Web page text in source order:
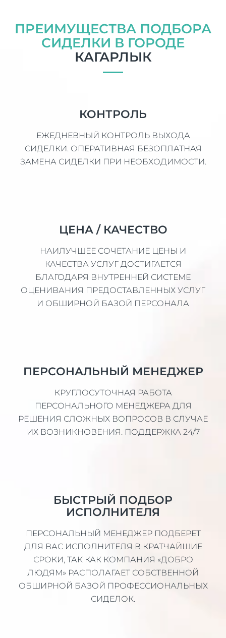
ПРЕИМУЩЕСТВА ПОДБОРА
СИДЕЛКИ В ГОРОДЕ
КАГАРЛЫК
КОНТРОЛЬ
ЕЖЕДНЕВНЫЙ КОНТРОЛЬ ВЫХОДА
СИДЕЛКИ. ОПЕРАТИВНАЯ БЕЗОПЛАТНАЯ
ЗАМЕНА СИДЕЛКИ ПРИ НЕОБХОДИМОСТИ.
ЦЕНА / КАЧЕСТВО
НАИЛУЧШЕЕ СОЧЕТАНИЕ ЦЕНЫ И
КАЧЕСТВА УСЛУГ ДОСТИГАЕТСЯ
БЛАГОДАРЯ ВНУТРЕННЕЙ СИСТЕМЕ
ОЦЕНИВАНИЯ ПРЕДОСТАВЛЕННЫХ УСЛУГ
И ОБШИРНОЙ БАЗОЙ ПЕРСОНАЛА
ПЕРСОНАЛЬНЫЙ МЕНЕДЖЕР
КРУГЛОСУТОЧНАЯ РАБОТА
ПЕРСОНАЛЬНОГО МЕНЕДЖЕРА ДЛЯ
РЕШЕНИЯ СЛОЖНЫХ ВОПРОСОВ В СЛУЧАЕ
ИХ ВОЗНИКНОВЕНИЯ. ПОДДЕРЖКА 24/7
БЫСТРЫЙ ПОДБОР
ИСПОЛНИТЕЛЯ
ПЕРСОНАЛЬНЫЙ МЕНЕДЖЕР ПОДБЕРЕТ
ДЛЯ ВАС ИСПОЛНИТЕЛЯ В КРАТЧАЙШИЕ
СРОКИ, ТАК КАК КОМПАНИЯ «ДОБРО
ЛЮДЯМ» РАСПОЛАГАЕТ СОБСТВЕННОЙ
ОБШИРНОЙ БАЗОЙ ПРОФЕССИОНАЛЬНЫХ
СИДЕЛОК.